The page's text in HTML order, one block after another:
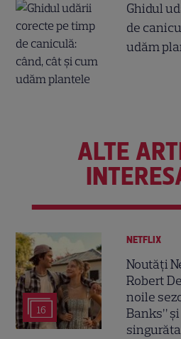
Ghidul
de
udăm
ALTE
16
NETFLIX
Noutăți
Robert
noile
Banks”